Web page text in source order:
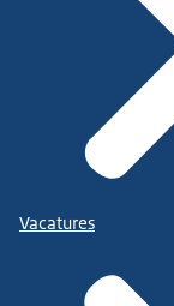
Vacatures